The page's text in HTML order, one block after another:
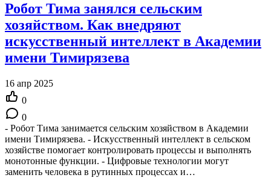
Робот Тима занялся сельским
хозяйством. Как внедряют
искусственный интеллект в Академии
имени Тимирязева
16 апр 2025
0
0
- Робот Тима занимается сельским хозяйством в Академии
имени Тимирязева. - Искусственный интеллект в сельском
хозяйстве помогает контролировать процессы и выполнять
монотонные функции. - Цифровые технологии могут
заменить человека в рутинных процессах и…